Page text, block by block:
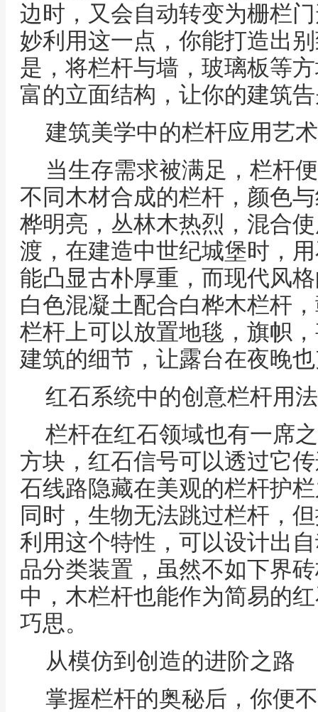
边时，又会自动转变为栅栏
妙利用这一点，你能打造出
是，将栏杆与墙，玻璃板等
富的立面结构，让你的建筑
建筑美学中的栏杆应用艺术
当生存需求被满足，栏杆
不同木材合成的栏杆，颜色
桦明亮，丛林木热烈，混合
渡，在建造中世纪城堡时，
能凸显古朴厚重，而现代风
白色混凝土配合白桦木栏杆
栏杆上可以放置地毯，旗帜
建筑的细节，让露台在夜晚
红石系统中的创意栏杆用法
栏杆在红石领域也有一席
方块，红石信号可以透过它
石线路隐藏在美观的栏杆护
同时，生物无法跳过栏杆，
利用这个特性，可以设计出
品分类装置，虽然不如下界
中，木栏杆也能作为简易的
巧思。
从模仿到创造的进阶之路
掌握栏杆的奥秘后，你便